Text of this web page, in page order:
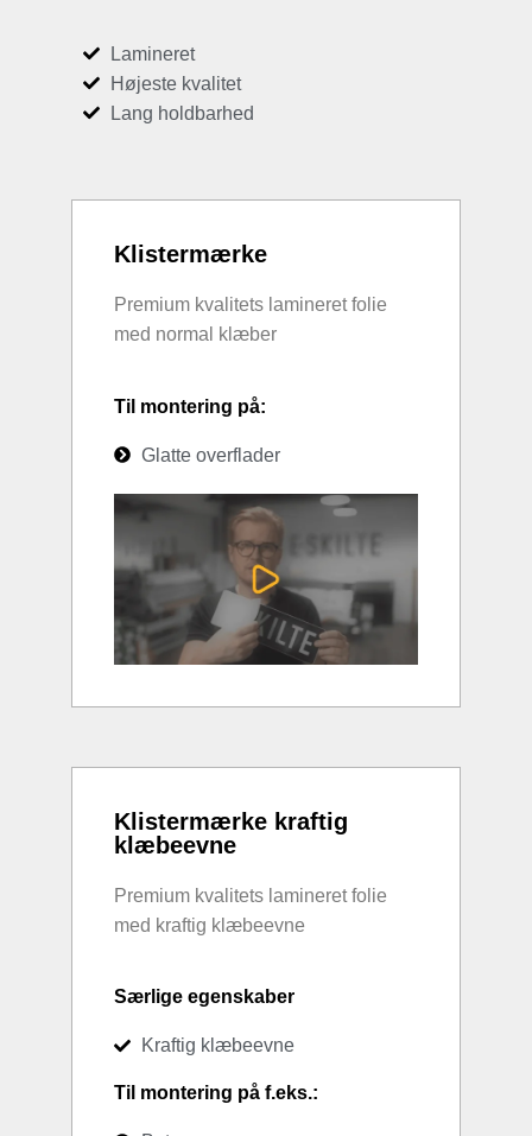
Lamineret
Højeste kvalitet
Lang holdbarhed
Klistermærke
Premium kvalitets lamineret folie
med normal klæber
Til montering på:
Glatte overflader
Klistermærke kraftig
klæbeevne
Premium kvalitets lamineret folie
med kraftig klæbeevne
Særlige egenskaber
Kraftig klæbeevne
Til montering på f.eks.: